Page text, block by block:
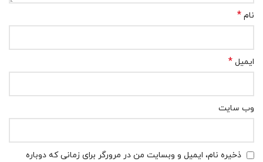
نام *
ایمیل *
وب‌ سایت
ذخیره نام، ایمیل و وبسایت من در مرورگر برای زمانی که دوباره